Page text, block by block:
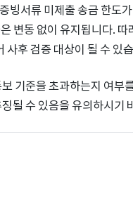
빙서류 미제출 송금 한도
변동 없이 유지됩니다.
후 검증 대상이 될 수 있
기준을 초과하는지 여부
될 수 있음을 유의하시기